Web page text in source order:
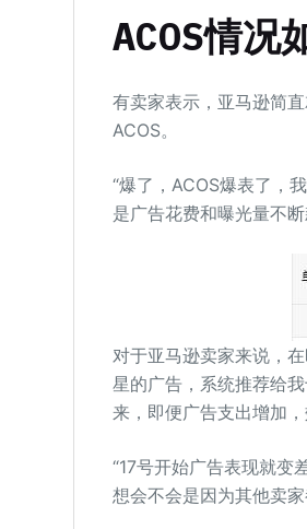
ACOS情况
有卖家表示，亚马逊简
ACOS。
“爆了，ACOS爆表了，
是广告花费和曝光量不
对于亚马逊卖家来说，
星的广告，系统推荐给
来，即便广告支出增加，
“17号开始广告表现就变
想会不会是因为其他卖